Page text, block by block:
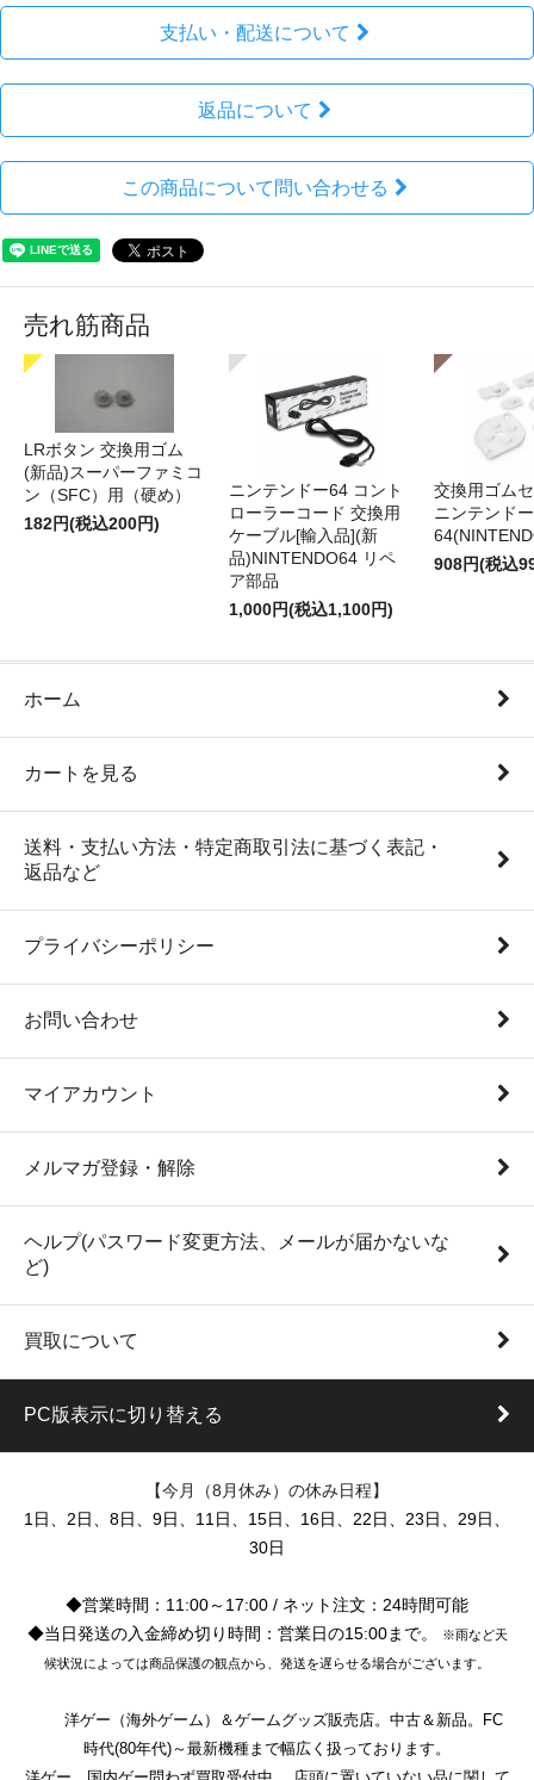
支払い・配送について
返品について
この商品について問い合わせる
売れ筋商品
LRボタン 交換用ゴム
(新品)スーパーファミコ
ン（SFC）用（硬め）
182円(税込200円)
ニンテンドー64 コント
ローラーコード 交換用
ケーブル[輸入品](新
品)NINTENDO64 リペ
ア部品
1,000円(税込1,100円)
交換用ゴム
ニンテンドー
908円(税込
ホーム
カートを見る
送料・支払い方法・特定商取引法に基づく表記・
返品など
プライバシーポリシー
お問い合わせ
マイアカウント
メルマガ登録・解除
ヘルプ(パスワード変更方法、メールが届かないな
ど)
買取について
PC版表示に切り替える
【今月（8月休み）の休み日程】
1日、2日、8日、9日、11日、15日、16日、22日、23日、29日、
30日
◆営業時間：11:00～17:00 / ネット注文：24時間可能
◆当日発送の入金締め切り時間：営業日の15:00まで。
※雨など天
候状況によっては商品保護の観点から、発送を遅らせる場合がございます。
洋ゲー（海外ゲーム）＆ゲームグッズ販売店。中古＆新品。FC
時代(80年代)～最新機種まで幅広く扱っております。
洋ゲー、国内ゲー問わず買取受付中。 店頭に置いていない品に関して